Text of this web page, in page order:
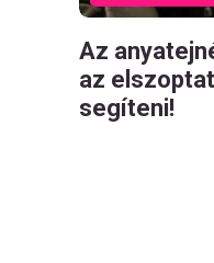
Az
az
segíteni!